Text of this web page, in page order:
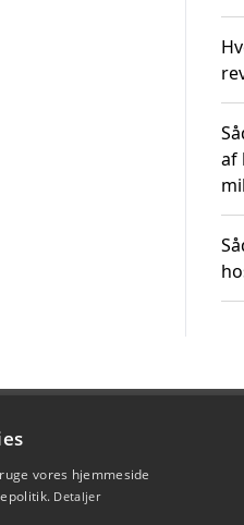
af
vores hjemmeside
Detaljer